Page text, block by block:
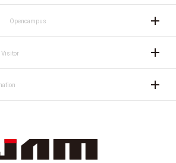
Opencampus
Visitor